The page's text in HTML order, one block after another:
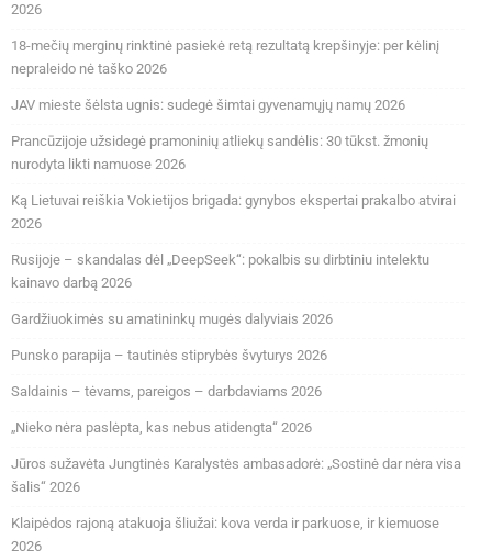
2026
18-mečių merginų rinktinė pasiekė retą rezultatą krepšinyje: per kėlinį
nepraleido nė taško 2026
JAV mieste šėlsta ugnis: sudegė šimtai gyvenamųjų namų 2026
Prancūzijoje užsidegė pramoninių atliekų sandėlis: 30 tūkst. žmonių
nurodyta likti namuose 2026
Ką Lietuvai reiškia Vokietijos brigada: gynybos ekspertai prakalbo atvirai
2026
Rusijoje – skandalas dėl „DeepSeek“: pokalbis su dirbtiniu intelektu
kainavo darbą 2026
Gardžiuokimės su amatininkų mugės dalyviais 2026
Punsko parapija – tautinės stiprybės švyturys 2026
Saldainis – tėvams, pareigos – darbdaviams 2026
„Nieko nėra paslėpta, kas nebus atidengta“ 2026
Jūros sužavėta Jungtinės Karalystės ambasadorė: „Sostinė dar nėra visa
šalis“ 2026
Klaipėdos rajoną atakuoja šliužai: kova verda ir parkuose, ir kiemuose
2026